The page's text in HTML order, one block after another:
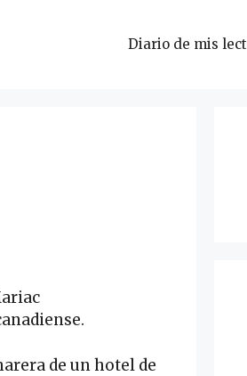
Diario de mis
de un hotel de